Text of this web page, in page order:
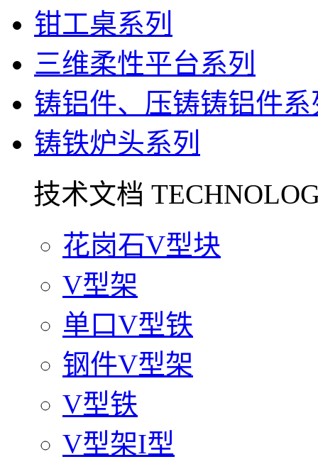
钳工桌系列
三维柔性平台系列
铸铝件、压铸铸铝件系
铸铁炉头系列
技术文档
花岗石V型块
V型架
单口V型铁
钢件V型架
V型铁
V型架I型